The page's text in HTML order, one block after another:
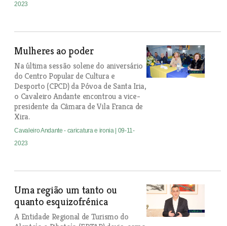
2023
Mulheres ao poder
Na última sessão solene do aniversário
do Centro Popular de Cultura e
Desporto (CPCD) da Póvoa de Santa Iria,
o Cavaleiro Andante encontrou a vice-
presidente da Câmara de Vila Franca de
Xira.
Cavaleiro Andante - caricatura e ironia | 09-11-
2023
Uma região um tanto ou
quanto esquizofrénica
A Entidade Regional de Turismo do